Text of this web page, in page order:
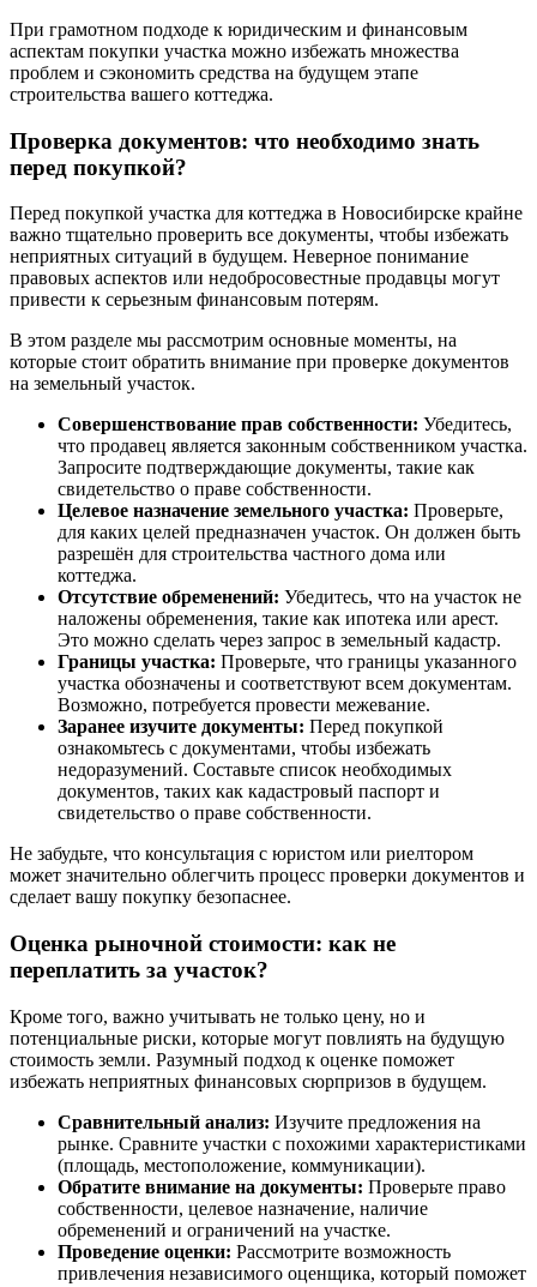
При грамотном подходе к юридическим и финансовым
аспектам покупки участка можно избежать множества
проблем и сэкономить средства на будущем этапе
строительства вашего коттеджа.
Проверка документов: что необходимо знать
перед покупкой?
Перед покупкой участка для коттеджа в Новосибирске крайне
важно тщательно проверить все документы, чтобы избежать
неприятных ситуаций в будущем. Неверное понимание
правовых аспектов или недобросовестные продавцы могут
привести к серьезным финансовым потерям.
В этом разделе мы рассмотрим основные моменты, на
которые стоит обратить внимание при проверке документов
на земельный участок.
Совершенствование прав собственности: Убедитесь,
что продавец является законным собственником участка.
Запросите подтверждающие документы, такие как
свидетельство о праве собственности.
Целевое назначение земельного участка: Проверьте,
для каких целей предназначен участок. Он должен быть
разрешён для строительства частного дома или
коттеджа.
Отсутствие обременений: Убедитесь, что на участок не
наложены обременения, такие как ипотека или арест.
Это можно сделать через запрос в земельный кадастр.
Границы участка: Проверьте, что границы указанного
участка обозначены и соответствуют всем документам.
Возможно, потребуется провести межевание.
Заранее изучите документы: Перед покупкой
ознакомьтесь с документами, чтобы избежать
недоразумений. Составьте список необходимых
документов, таких как кадастровый паспорт и
свидетельство о праве собственности.
Не забудьте, что консультация с юристом или риелтором
может значительно облегчить процесс проверки документов и
сделает вашу покупку безопаснее.
Оценка рыночной стоимости: как не
переплатить за участок?
Кроме того, важно учитывать не только цену, но и
потенциальные риски, которые могут повлиять на будущую
стоимость земли. Разумный подход к оценке поможет
избежать неприятных финансовых сюрпризов в будущем.
Сравнительный анализ: Изучите предложения на
рынке. Сравните участки с похожими характеристиками
(площадь, местоположение, коммуникации).
Обратите внимание на документы: Проверьте право
собственности, целевое назначение, наличие
обременений и ограничений на участке.
Проведение оценки: Рассмотрите возможность
привлечения независимого оценщика, который поможет